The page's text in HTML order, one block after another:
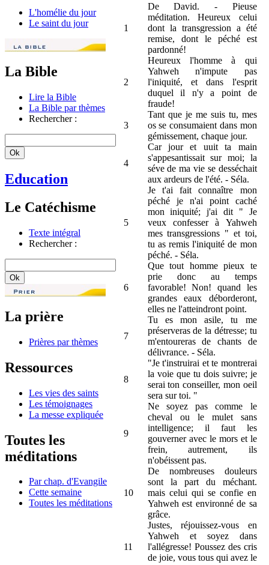
L'homélie du jour
Le saint du jour
La Bible
Lire la Bible
La Bible par thèmes
Rechercher :
Education
Le Catéchisme
Texte intégral
Rechercher :
La prière
Prières par thèmes
Ressources
Les vies des saints
Les témoignages
La messe expliquée
Toutes les
méditations
Par chap. d'Evangile
Cette semaine
Toutes les méditations
1
De David. - Pieuse
méditation. Heureux celui
dont la transgression a été
remise, dont le péché est
pardonné!
2
Heureux l'homme à qui
Yahweh n'impute pas
l'iniquité, et dans l'esprit
duquel il n'y a point de
fraude!
3
Tant que je me suis tu, mes
os se consumaient dans mon
gémissement, chaque jour.
4
Car jour et uuit ta main
s'appesantissait sur moi; la
séve de ma vie se desséchait
aux ardeurs de l'été. - Séla.
5
Je t'ai fait connaître mon
péché je n'ai point caché
mon iniquité; j'ai dit " Je
veux confesser à Yahweh
mes transgressions " et toi,
tu as remis l'iniquité de mon
péché. - Séla.
6
Que tout homme pieux te
prie donc au temps
favorable! Non! quand les
grandes eaux déborderont,
elles ne l'atteindront point.
7
Tu es mon asile, tu me
préserveras de la détresse; tu
m'entoureras de chants de
délivrance. - Séla.
8
"Je t'instruirai et te montrerai
la voie que tu dois suivre; je
serai ton conseiller, mon oeil
sera sur toi. "
9
Ne soyez pas comme le
cheval ou le mulet sans
intelligence; il faut les
gouverner avec le mors et le
frein, autrement, ils
n'obéissent pas.
10
De nombreuses douleurs
sont la part du méchant.
mais celui qui se confie en
Yahweh est environné de sa
grâce.
11
Justes, réjouissez-vous en
Yahweh et soyez dans
l'allégresse! Poussez des cris
de joie, vous tous qui avez le